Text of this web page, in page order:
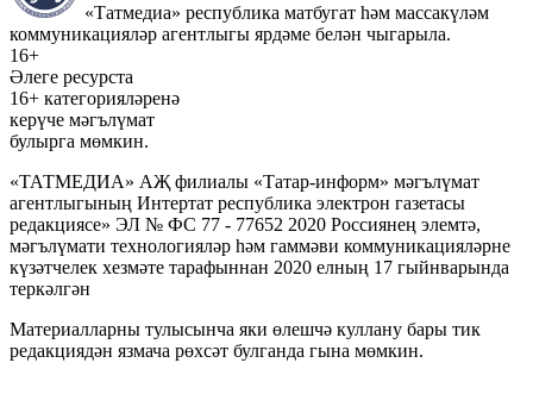
«Татмедиа» республика матбугат һәм массакүләм
коммуникацияләр агентлыгы ярдәме белән чыгарыла.
16+
Әлеге ресурста
16+ категорияләренә
керүче мәгълүмат
булырга мөмкин.
«ТАТМЕДИА» АҖ филиалы «Татар-информ» мәгълүмат
агентлыгының Интертат республика электрон газетасы
редакциясе» ЭЛ № ФС 77 - 77652 2020 Россиянең элемтә,
мәгълүмати технологияләр һәм гаммәви коммуникацияләрне
күзәтчелек хезмәте тарафыннан 2020 елның 17 гыйнварында
теркәлгән
Материалларны тулысынча яки өлешчә куллану бары тик
редакциядән язмача рөхсәт булганда гына мөмкин.